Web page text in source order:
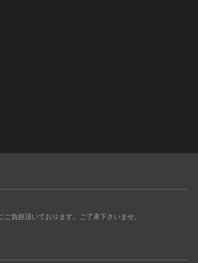
負担頂いております。ご了承下さいませ。